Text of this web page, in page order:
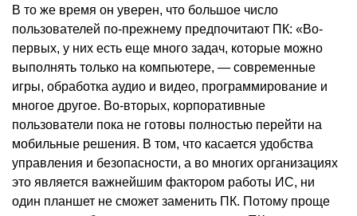
В то же время он уверен, что большое число
пользователей по-прежнему предпочитают ПК: «Во-
первых, у них есть еще много задач, которые можно
выполнять только на компьютере, — современные
игры, обработка аудио и видео, программирование и
многое другое. Во-вторых, корпоративные
пользователи пока не готовы полностью перейти на
мобильные решения. В том, что касается удобства
управления и безопасности, а во многих организациях
это является важнейшим фактором работы ИС, ни
один планшет не сможет заменить ПК. Потому проще